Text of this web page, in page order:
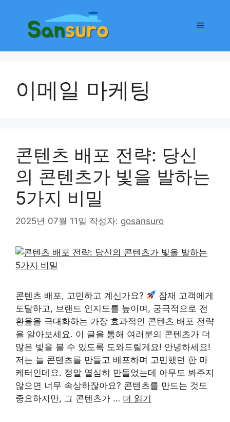
메
이메일 마케팅
콘텐츠 배포 전략: 당신
의 콘텐츠가 빛을 발하는
5가지 비밀
2025년 07월 11일 작성자: gosansuro
콘텐츠 배포, 고민하고 계신가요?
잠재 고객에게
도달하고, 브랜드 인지도를 높이며, 궁극적으로 전
환율을 극대화하는 가장 효과적인 콘텐츠 배포 전략
을 알아보세요. 이 글을 통해 여러분의 콘텐츠가 더
많은 빛을 볼 수 있도록 도와드릴게요! 안녕하세요!
저는 늘 콘텐츠를 만들고 배포하며 고민했던 한 마
케터인데요. 정말 열심히 만들었는데 아무도 봐주지
않으면 너무 속상하잖아요? 콘텐츠를 만드는 것도
중요하지만, 그 콘텐츠가 … 더 읽기